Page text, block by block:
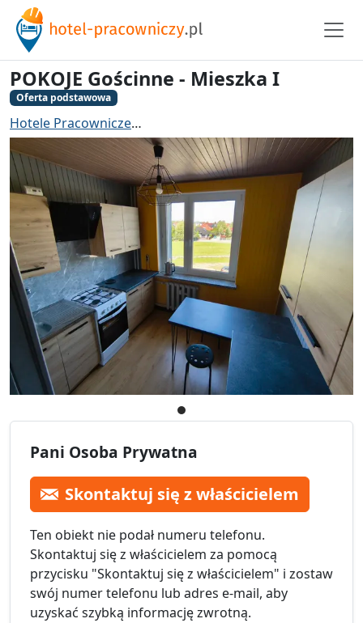
POKOJE Gościnne - Mieszka I
Oferta podstawowa
Hotele Pracownicze
Pani Osoba Prywatna
Skontaktuj się z właścicielem
Ten obiekt nie podał numeru telefonu.
Skontaktuj się z właścicielem za pomocą
przycisku "Skontaktuj się z właścicielem" i zostaw
swój numer telefonu lub adres e-mail, aby
uzyskać szybką informację zwrotną.